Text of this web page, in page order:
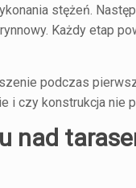
stężeń.
Każdy etap
podczas
i czy konstrukcja nie
nad